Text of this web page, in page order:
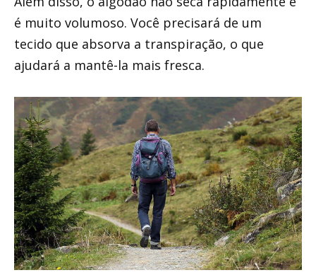
é muito volumoso. Você precisará de um
tecido que absorva a transpiração, o que
ajudará a mantê-la mais fresca.